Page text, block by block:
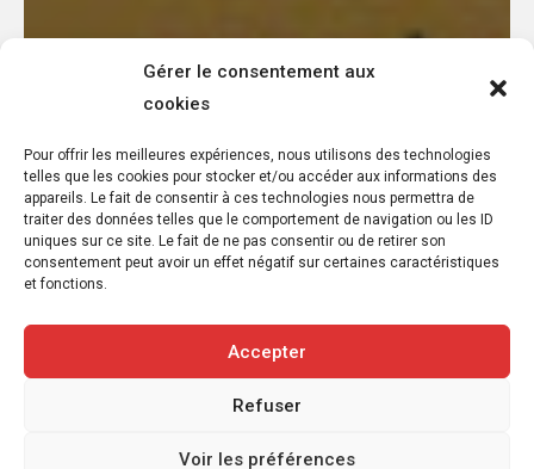
Gérer le consentement aux
cookies
Pour offrir les meilleures expériences, nous utilisons des technologies
telles que les cookies pour stocker et/ou accéder aux informations des
appareils. Le fait de consentir à ces technologies nous permettra de
traiter des données telles que le comportement de navigation ou les ID
uniques sur ce site. Le fait de ne pas consentir ou de retirer son
consentement peut avoir un effet négatif sur certaines caractéristiques
et fonctions.
Accepter
Refuser
Voir les préférences